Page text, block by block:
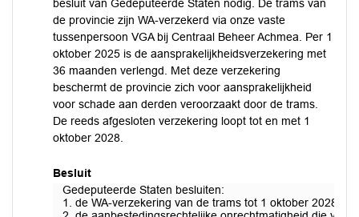
besluit van Gedeputeerde Staten nodig. De trams van
de provincie zijn WA-verzekerd via onze vaste
tussenpersoon VGA bij Centraal Beheer Achmea. Per 1
oktober 2025 is de aansprakelijkheidsverzekering met
36 maanden verlengd. Met deze verzekering
beschermt de provincie zich voor aansprakelijkheid
voor schade aan derden veroorzaakt door de trams.
De reeds afgesloten verzekering loopt tot en met 1
oktober 2028.
Besluit
Gedeputeerde Staten besluiten:
1. de WA-verzekering van de trams tot 1 oktober 2028